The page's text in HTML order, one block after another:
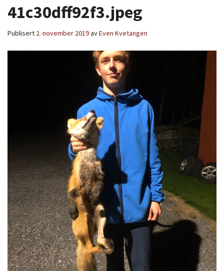
41c30dff92f3.jpeg
Publisert 2. november 2019avEven Kvetangen